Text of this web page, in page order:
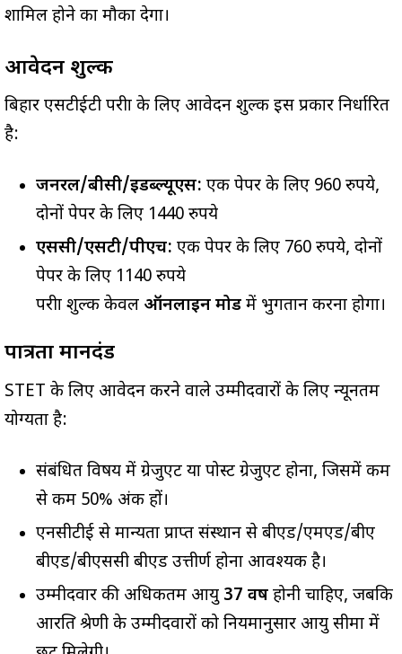
शामिल होने का मौका देगा।
आवेदन शुल्क
बिहार एसटीईटी परीक्षा के लिए आवेदन शुल्क इस प्रकार निर्धारित
है:
जनरल/बीसी/ईडब्ल्यूएस: एक पेपर के लिए 960 रुपये,
दोनों पेपर के लिए 1440 रुपये
एससी/एसटी/पीएच: एक पेपर के लिए 760 रुपये, दोनों
पेपर के लिए 1140 रुपये
परीक्षा शुल्क केवल ऑनलाइन मोड में भुगतान करना होगा।
पात्रता मानदंड
STET के लिए आवेदन करने वाले उम्मीदवारों के लिए न्यूनतम
योग्यता है:
संबंधित विषय में ग्रेजुएट या पोस्ट ग्रेजुएट होना, जिसमें कम
से कम 50% अंक हों।
एनसीटीई से मान्यता प्राप्त संस्थान से बीएड/एमएड/बीए
बीएड/बीएससी बीएड उत्तीर्ण होना आवश्यक है।
उम्मीदवार की अधिकतम आयु 37 वर्ष होनी चाहिए, जबकि
आरक्षित श्रेणी के उम्मीदवारों को नियमानुसार आयु सीमा में